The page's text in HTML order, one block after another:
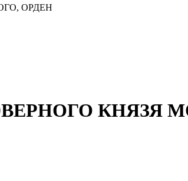
ОРДЕН
КНЯЗЯ